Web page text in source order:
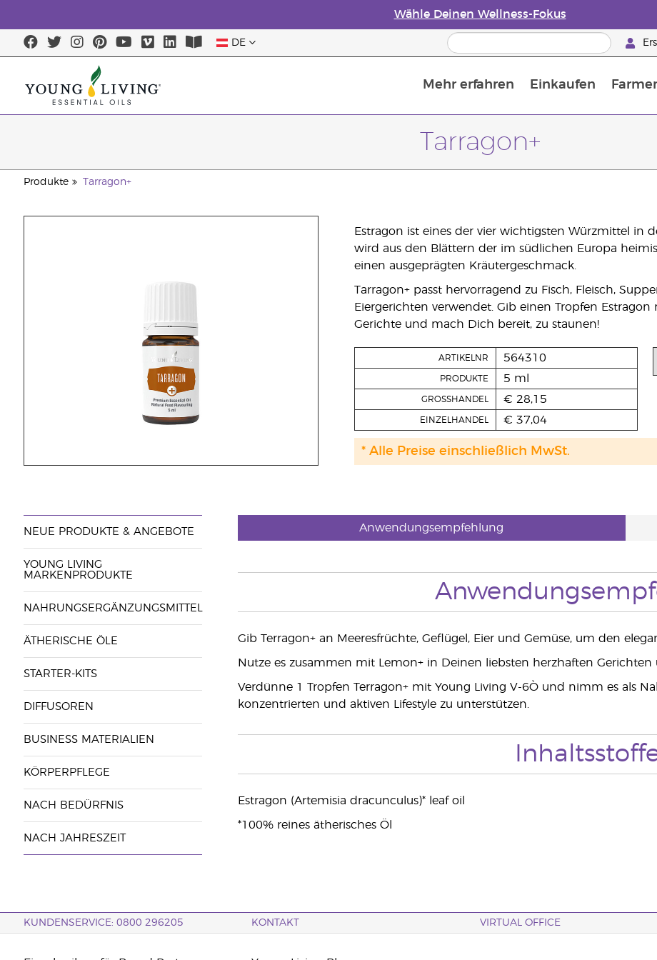
Wähle Deinen Wellness-Fokus
DE
Mehr erfahren Einkaufen
Tarragon+
Produkte Tarragon+
Estragon ist eines der vier wichtigsten Würzmittel in
wird aus den Blättern der im südlichen Europa
einen ausgeprägten Kräutergeschmack.
Tarragon+ passt hervorragend zu Fisch, Fleisch,
Eiergerichten verwendet. Gib einen Tropfen
Gerichte und mach Dich bereit, zu staunen!
ARTIKELNR 564310
PRODUKTE 5 ml
GROSSHANDEL € 28,15
EINZELHANDEL € 37,04
* Alle Preise einschließlich MwSt.
NEUE PRODUKTE & ANGEBOTE
YOUNG LIVING
MARKENPRODUKTE
NAHRUNGSERGÄNZUNGSMITTEL
ÄTHERISCHE ÖLE
STARTER-KITS
DIFFUSOREN
BUSINESS MATERIALIEN
KÖRPERPFLEGE
NACH BEDÜRFNIS
NACH JAHRESZEIT
Anwendungsempfehlung
Gib Terragon+ an Meeresfrüchte, Geflügel, Eier und Gemüse, um den
Nutze es zusammen mit Lemon+ in Deinen liebsten herzhaften Gerichten
Verdünne 1 Tropfen Terragon+ mit Young Living V-6Ò und nimm es als
konzentrierten und aktiven Lifestyle zu unterstützen.
Estragon (Artemisia dracunculus)* leaf oil
*100% reines ätherisches Öl
KUNDENSERVICE: 0800 296205 KONTAKT VIRTUAL OFFICE